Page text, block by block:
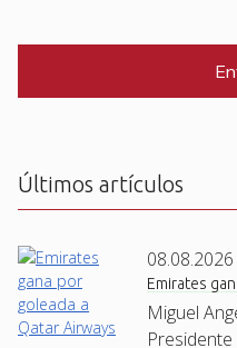
C
Últimos artículos
08.08.2026
Emirates
Miguel
Presidente